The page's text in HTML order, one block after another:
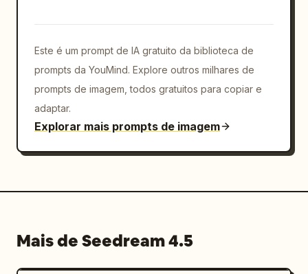
Este é um prompt de IA gratuito da biblioteca de
prompts da YouMind. Explore outros milhares de
prompts de imagem, todos gratuitos para copiar e
adaptar.
Explorar mais prompts de imagem
Mais de Seedream 4.5